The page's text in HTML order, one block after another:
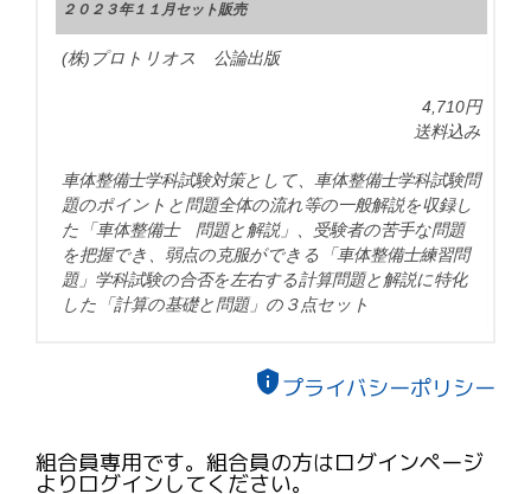
２０２３年１１月セット販売
(株)プロトリオス 公論出版
4,710円
送料込み
車体整備士学科試験対策として、車体整備士学科試験問
題のポイントと問題全体の流れ等の一般解説を収録し
た「車体整備士 問題と解説」、受験者の苦手な問題
を把握でき、弱点の克服ができる「車体整備士練習問
題」学科試験の合否を左右する計算問題と解説に特化
した「計算の基礎と問題」の３点セット
privacy_tipプライバシーポリシー
組合員専用です。組合員の方はログインページ
よりログインしてください。